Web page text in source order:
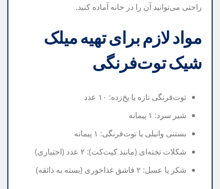
راحتی می‌توانید آن را در خانه آماده کنید.
مواد لازم برای تهیه میلک
شیک توت‌فرنگی
توت‌فرنگی تازه یا یخ‌زده: ۱۰ عدد
شیر سرد: ۱ پیمانه
بستنی وانیلی یا توت‌فرنگی: ۱ پیمانه
شکلات تخته‌ای (مانند کیت‌کت): ۲ عدد (اختیاری)
شکر یا عسل: ۲ قاشق غذاخوری (بسته به ذائقه)